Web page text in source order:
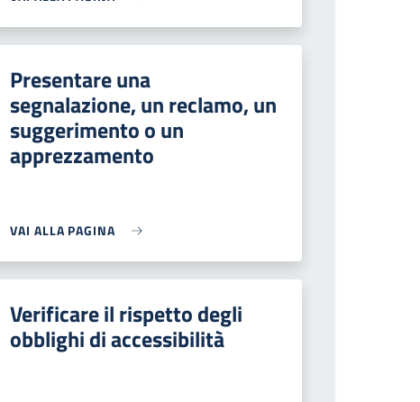
Presentare una
segnalazione, un reclamo, un
suggerimento o un
apprezzamento
VAI ALLA PAGINA
Verificare il rispetto degli
obblighi di accessibilità